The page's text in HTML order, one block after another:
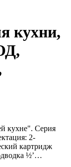
кухни,
кухне". Серия
2-
картридж
½’…